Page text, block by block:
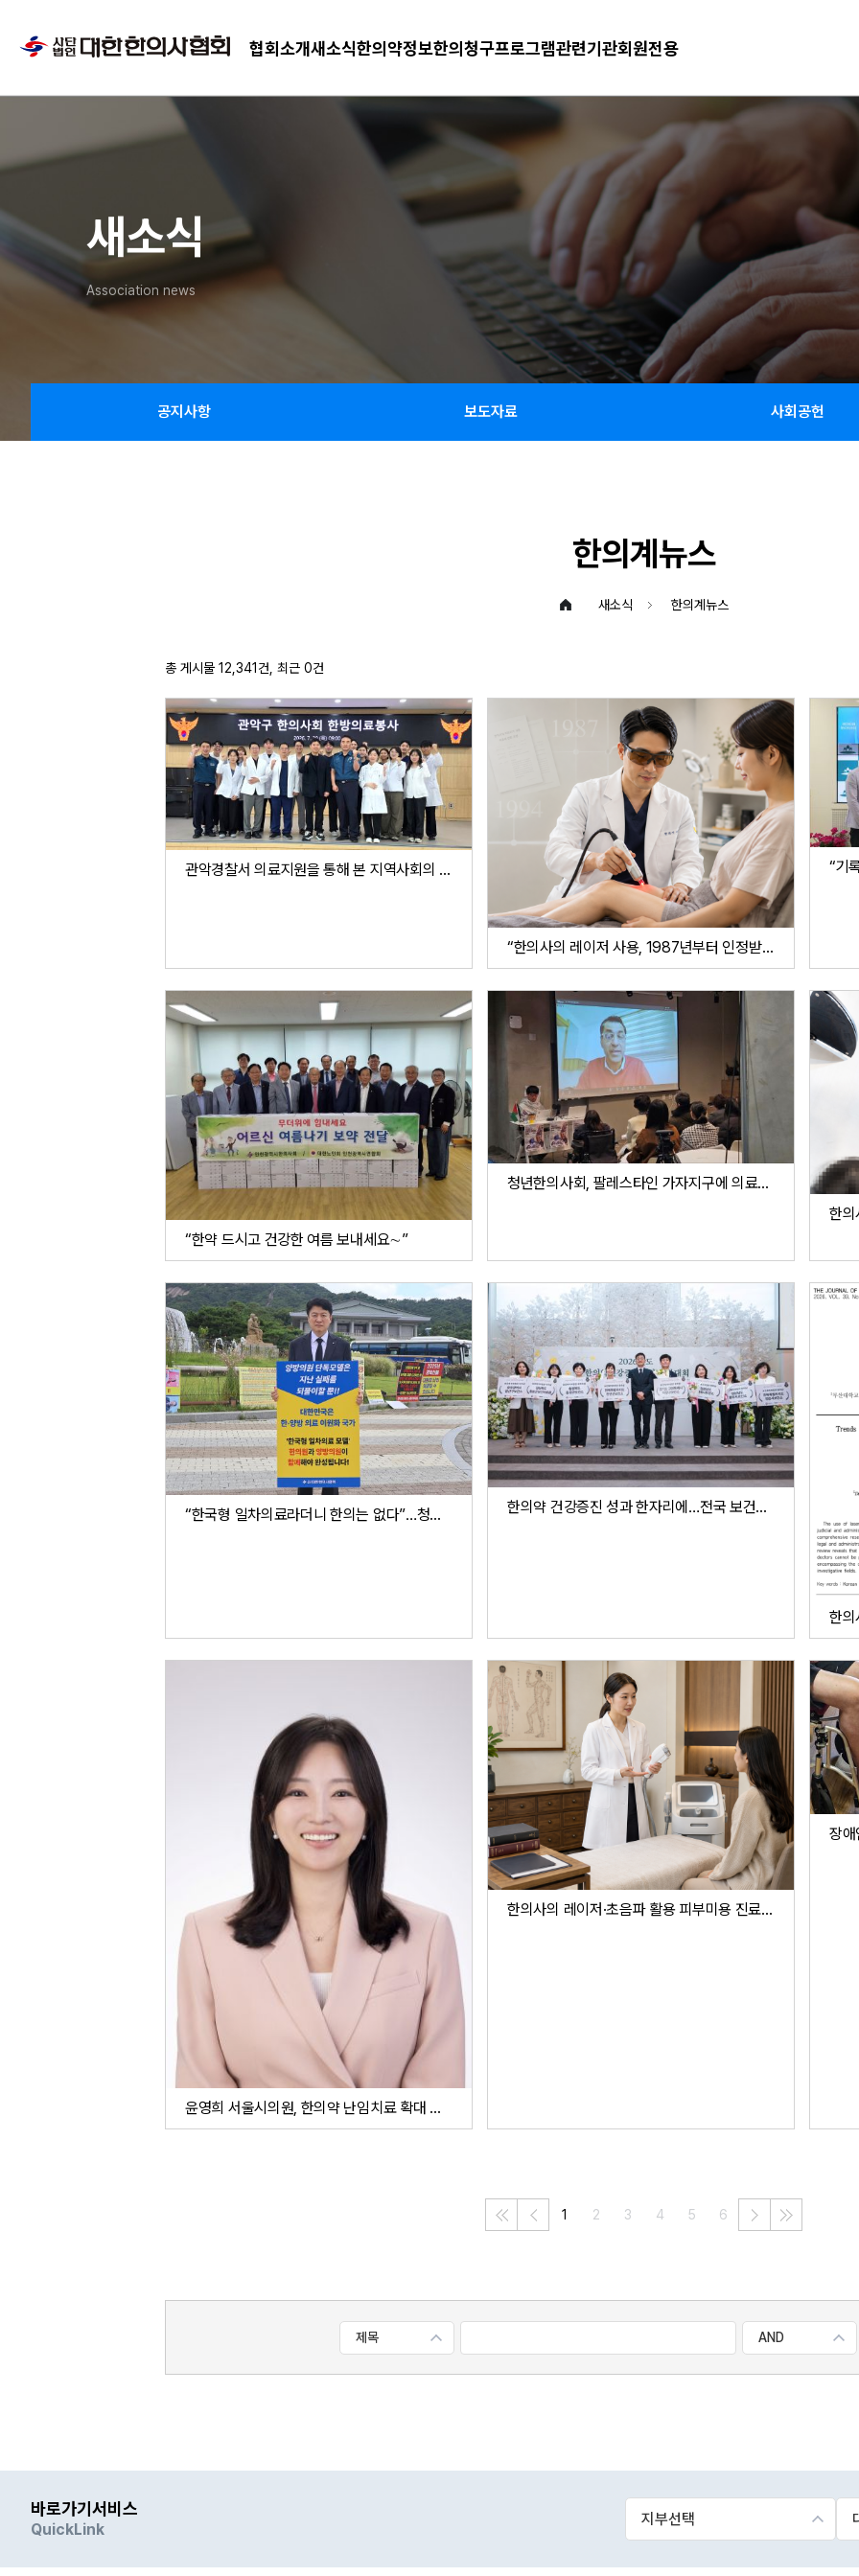
협회소개새소식한의약정보한의청구프로그램관련기관회원전용
새소식
Association news
공지사항 보도자료 사회공헌
한의계뉴스
새소식 한의계뉴스
총 게시물 12,341건, 최근 0건
관악경찰서 의료지원을 통해 본 지역사회의 한의진료
“한의사의 레이저 사용, 1987년부터 인정받아온 한의시술”
“한약 드시고 건강한 여름 보내세요∼”
청년한의사회, 팔레스타인 가자지구에 의료지원 모금액 전달
한
“한국형 일차의료라더니 한의는 없다”…청와대 앞서 복지부 사업 규탄 한의약 건강증진 성과 한자리에…전국 보건소 우수사례 공유
윤영희 서울시의원, 한의약 난임치료 확대 촉구
한의사의 레이저·초음파 활용 피부미용 진료 ‘문제 없다’
1 2 3 4 5 6
바로가기서비스
QuickLink